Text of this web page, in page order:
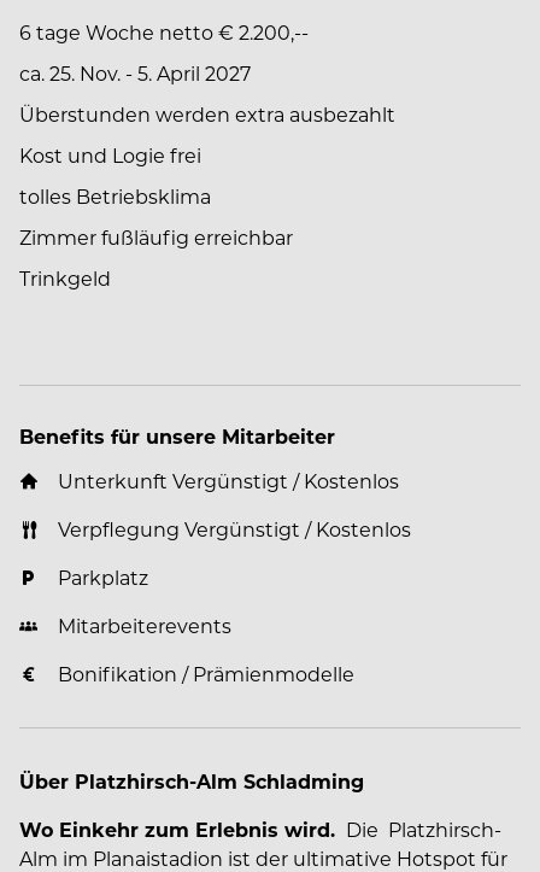
6 tage Woche netto € 2.200,--
ca. 25. Nov. - 5. April 2027
Überstunden werden extra ausbezahlt
Kost und Logie frei
tolles Betriebsklima
Zimmer fußläufig erreichbar
Trinkgeld
Benefits für unsere Mitarbeiter
Unterkunft Vergünstigt / Kostenlos
Verpflegung Vergünstigt / Kostenlos
Parkplatz
Mitarbeiterevents
Bonifikation / Prämienmodelle
Über Platzhirsch-Alm Schladming
Wo Einkehr zum Erlebnis wird. Die Platzhirsch-
Alm im Planaistadion ist der ultimative Hotspot für